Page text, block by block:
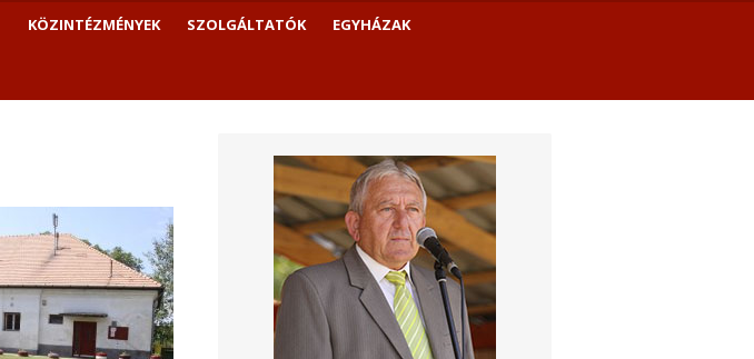
KÖZINTÉZMÉNYEK SZOLGÁLTATÓK EGYHÁZAK